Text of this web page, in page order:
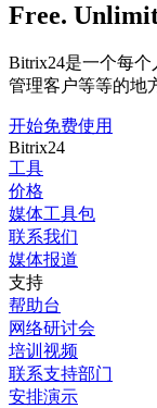
Free.
Bitrix24是一个每个
管理客户等等的地
开始免费使用
Bitrix24
工具
价格
媒体工具包
联系我们
媒体报道
支持
帮助台
网络研讨会
培训视频
联系支持部门
安排演示